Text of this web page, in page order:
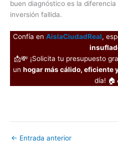
buen diagnóstico es la
inversión fallida.
Confía en AislaCiudadReal,
📩💸 ¡Solicita tu presupuesto
un hogar más cálido, eficiente
día!
← Entrada anterior